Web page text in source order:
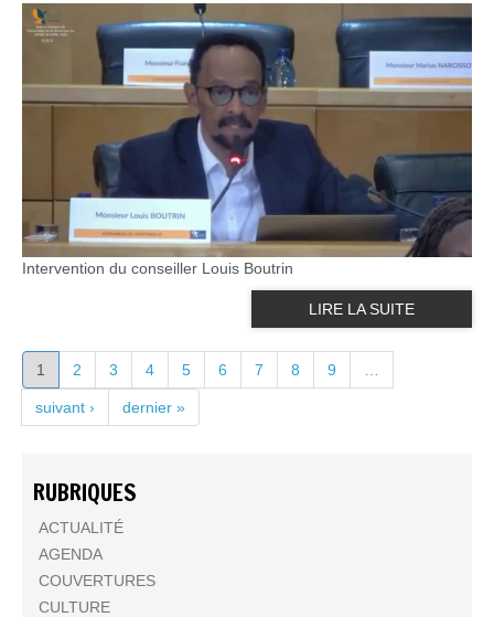
Intervention du conseiller Louis Boutrin
LIRE LA SUITE
PAGES
1 2 3 4 5 6 7 8 9
suivant › dernier »
RUBRIQUES
ACTUALITÉ
AGENDA
COUVERTURES
CULTURE